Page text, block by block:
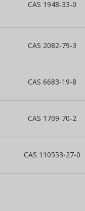
CAS 1948-33-0
CAS 2082-79-3
CAS 6683-19-8
CAS 1709-70-2
CAS 110553-27-0